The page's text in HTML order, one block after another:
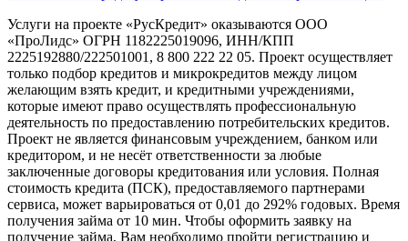
Услуги на проекте «РусКредит» оказываются ООО
«ПроЛидс» ОГРН 1182225019096, ИНН/КПП
2225192880/222501001, 8 800 222 22 05. Проект осуществляет
только подбор кредитов и микрокредитов между лицом
желающим взять кредит, и кредитными учреждениями,
которые имеют право осуществлять профессиональную
деятельность по предоставлению потребительских кредитов.
Проект не является финансовым учреждением, банком или
кредитором, и не несёт ответственности за любые
заключенные договоры кредитования или условия. Полная
стоимость кредита (ПСК), предоставляемого партнерами
сервиса, может варьироваться от 0,01 до 292% годовых. Время
получения займа от 10 мин. Чтобы оформить заявку на
получение займа, Вам необходимо пройти регистрацию и